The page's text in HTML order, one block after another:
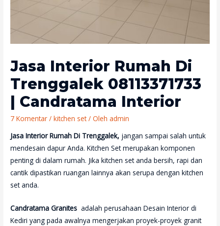
Jasa Interior Rumah Di
Trenggalek 08113371733
| Candratama Interior
7 Komentar /kitchen set/ Oleh admin
Jasa Interior Rumah Di Trenggalek, jangan sampai salah untuk
mendesain dapur Anda. Kitchen Set merupakan komponen
penting di dalam rumah. Jika kitchen set anda bersih, rapi dan
cantik dipastikan ruangan lainnya akan serupa dengan kitchen
set anda.
Candratama Granites adalah perusahaan Desain Interior di
Kediri yang pada awalnya mengerjakan proyek-proyek granit